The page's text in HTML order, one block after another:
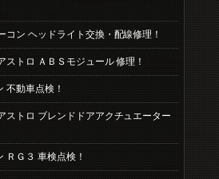
コン ヘッドライト交換・配線修理！
ストロ ＡＢＳモジュール 修理！
不動車点検！
ストロ ブレンドドアアクチュエーター
ＲＧ３ 車検点検！